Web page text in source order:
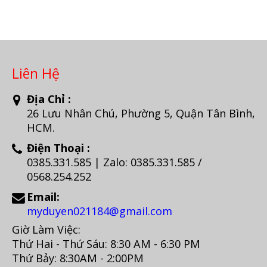
Liên Hệ
Địa Chỉ :
26 Lưu Nhân Chú, Phường 5, Quận Tân Bình,
HCM.
Điện Thoại :
0385.331.585 | Zalo: 0385.331.585 /
0568.254.252
Email:
myduyen021184@gmail.com
Giờ Làm Việc:
Thứ Hai - Thứ Sáu: 8:30 AM - 6:30 PM
Thứ Bảy: 8:30AM - 2:00PM